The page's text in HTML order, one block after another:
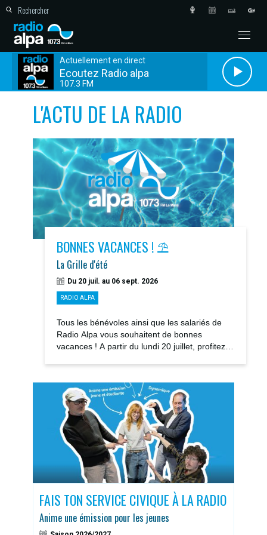
Actuellement en direct
Ecoutez Radio alpa
107.3 FM
L'ACTU DE LA RADIO
BONNES VACANCES ! ⛱️
La Grille d'été
Du 20 juil. au 06 sept. 2026
RADIO ALPA
Tous les bénévoles ainsi que les salariés de
Radio Alpa vous souhaitent de bonnes
vacances ! A partir du lundi 20 juillet, profitez
FAIS TON SERVICE CIVIQUE À LA RADIO
Anime une émission pour les jeunes